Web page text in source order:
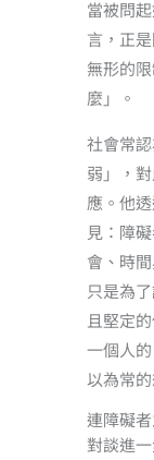
當被問
言，正
無形的
麼」。
社會常
弱」，
應。他
見：障
會、時
只是為
且堅定
一個人
以為常
連障礙
對談進